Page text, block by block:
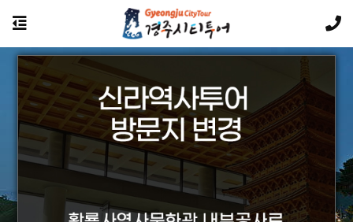
경주의 야경투어는 황홀합니다.
투어상품에 대해
궁금하신 사항은 카카오톡 문의를 이용하세요
카카오톡 문의